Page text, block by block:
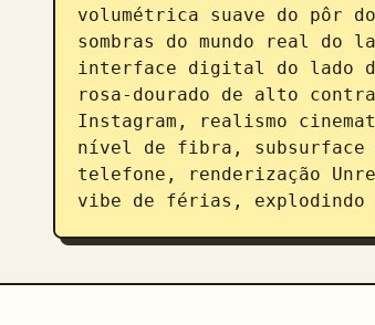
volumétrica suave do pôr
sombras do mundo real do
interface digital do lado
rosa-dourado de alto
Instagram, realismo
nível de fibra, subsurface
telefone, renderização
vibe de férias,